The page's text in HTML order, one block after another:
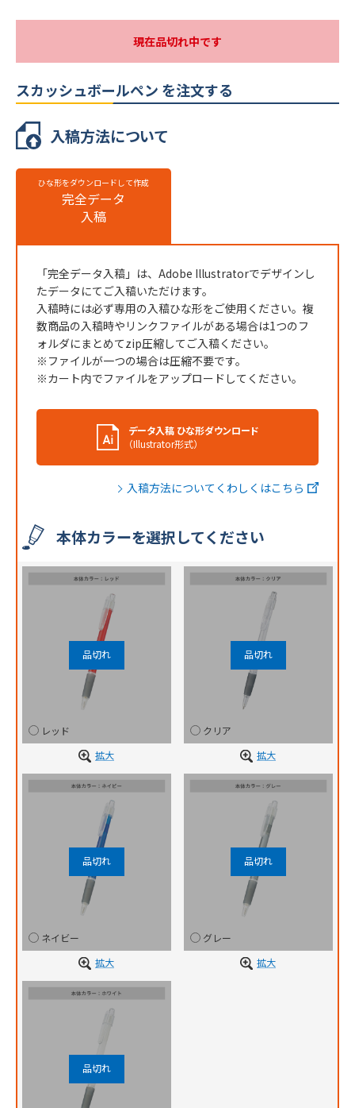
5色より選択
最小ロット
500本
個包装
PP袋入り
最短出荷予定日
校了後14営業日後出荷
スカッシュボールペンの名入れ仕様
名入れ色
フルカラー
版代
販売価格（本体代＋印刷代）に含む
※ 再注文の際、仕上がりには商品の個体差や名入れ位置・色に若干の差が
生じる場合がございます。
現在品切れ中です
スカッシュボールペン を注文する
入稿方法について
ひな形をダウンロードして作成
完全データ
入稿
「完全データ入稿」は、Adobe Illustratorでデザインし
たデータにてご入稿いただけます。
入稿時には必ず専用の入稿ひな形をご使用ください。複
数商品の入稿時やリンクファイルがある場合は1つのフ
ォルダにまとめてzip圧縮してご入稿ください。
※ファイルが一つの場合は圧縮不要です。
※カート内でファイルをアップロードしてください。
データ入稿 ひな形ダウンロード
（Illustrator形式）
入稿方法についてくわしくはこちら
本体カラーを選択してください
レッド
拡大
クリア
拡大
ネイビー
拡大
グレー
拡大